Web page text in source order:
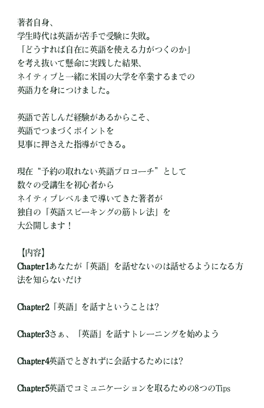
著者自身、
学生時代は英語が苦手で受験に失敗。
「どうすれば自在に英語を使える力がつくのか」
を考え抜いて懸命に実践した結果、
ネイティブと一緒に米国の大学を卒業するまでの
英語力を身につけました。
英語で苦しんだ経験があるからこそ、
英語でつまづくポイントを
見事に押さえた指導ができる。
現在“予約の取れない英語プロコーチ”として
数々の受講生を初心者から
ネイティブレベルまで導いてきた著者が
独自の「英語スピーキングの筋トレ法」を
大公開します！
【内容】
Chapter1 あなたが「英語」を話せないのは話せるようになる方
法を知らないだけ
Chapter2「英語」を話すということは?
Chapter3さぁ、「英語」を話すトレーニングを始めよう
Chapter4英語でとぎれずに会話するためには?
Chapter5英語でコミュニケーションを取るための8つのTips